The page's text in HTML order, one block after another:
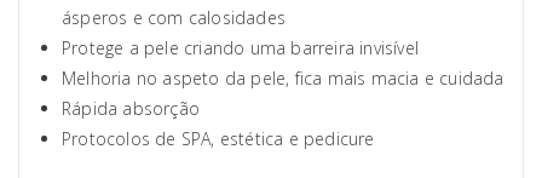
ásperos e com calosidades
Protege a pele criando uma barreira invisível
Melhoria no aspeto da pele, fica mais macia e cuidada
Rápida absorção
Protocolos de SPA, estética e pedicure